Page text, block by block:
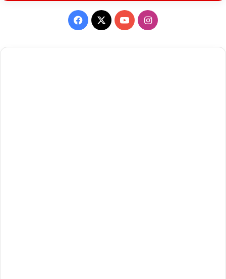
Facebook
X YouTubeInstagram